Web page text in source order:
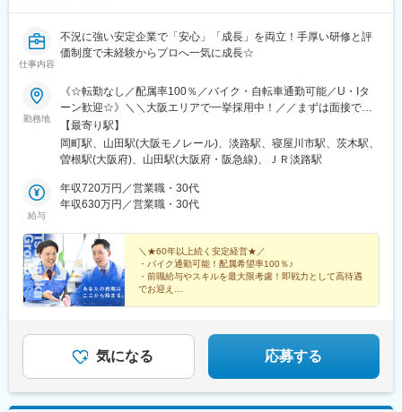
仕事内容
不況に強い安定企業で「安心」「成長」を両立！手厚い研修と評
価制度で未経験からプロへ一気に成長☆
勤務地
《☆転勤なし／配属率100％／バイク・自転車通勤可能／U・Iタ
ーン歓迎☆》＼＼大阪エリアで一挙採用中！／／まずは面接でお
話をお聞かせください♪【株式会社辻中】〒561-0882大阪府豊中
市南桜塚2-6-27★アクセス阪急宝塚線「岡町駅」より徒歩10分阪
急宝塚線「曽根駅」より徒歩10分【株式会社北千里ガスセンタ
ール「山田駅」より徒歩7分【株式会社リブオール】〒533-0032
大阪府大阪市東淀川区淡路4-21-13★アクセス阪急各線「淡路駅」
川市高柳6-7-7★アクセス京阪本線「寝屋川市駅」より車で9分
【株式会社ハウゼック】大阪府茨木市中穂積1-3-6★アクセスJR京
都線「茨木駅」より徒歩5分5社合同募集です。※ご希望の法人に
て選考・採用を行います。※配属先の営業所については、入社され
た法人内でご希望を考慮して決定します。
【最寄り駅】
岡町駅、山田駅(大阪モノレール)、淡路駅、寝屋川市駅、茨木駅、
曽根駅(大阪府)、山田駅(大阪府・阪急線)、ＪＲ淡路駅
給与
年収720万円／営業職・30代
年収630万円／営業職・30代
＼★60年以上続く安定経営★／
・バイク通勤可能！配属希望率100％♪
・前職給与やスキルを最大限考慮！即戦力として高待遇
でお迎え
気になる 応募する